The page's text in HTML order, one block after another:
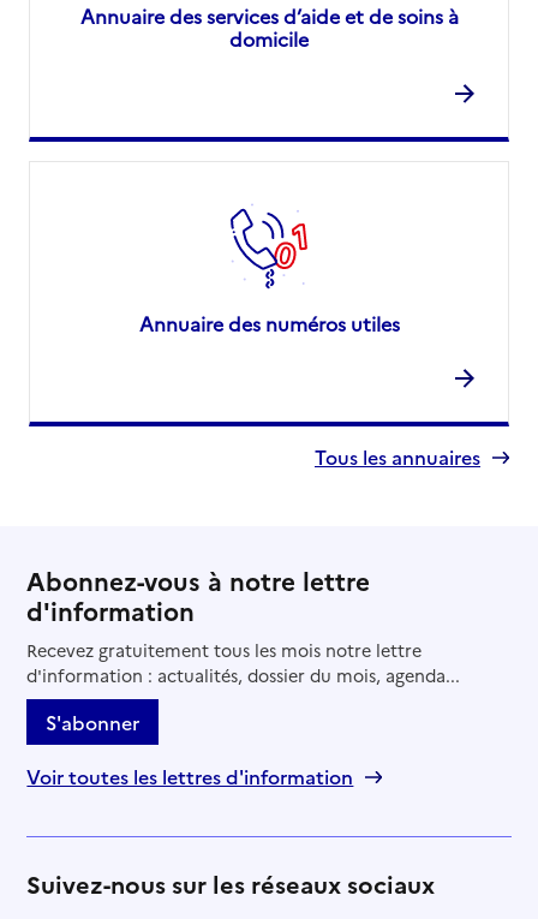
Annuaire des services d’aide et de soins à
domicile
Annuaire des numéros utiles
Tous les annuaires
Abonnez-vous à notre lettre
d'information
Recevez gratuitement tous les mois notre lettre
d'information : actualités, dossier du mois, agenda...
S'abonner
Voir toutes les lettres d'information
Suivez-nous sur les réseaux sociaux